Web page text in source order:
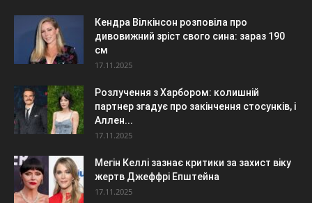
Кендра Вілкінсон розповіла про
дивовижний зріст свого сина: зараз 190
см
17.11.2025
Розлучення з Харбором: колишній
партнер згадує про закінчення стосунків, і
Аллен...
17.11.2025
Мегін Келлі зазнає критики за захист віку
жертв Джеффрі Епштейна
17.11.2025